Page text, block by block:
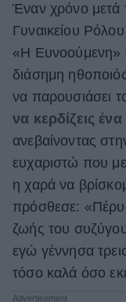
Αφιερώματα
ΒΟΞ
Χωρίς
Women's
Hautes
Έναν χρόνο μετά
Γυναικείου Ρόλου
«Η Ευνοούμενη»
διάσημη
να παρουσιάσει
να κερδίζεις
ανεβαίνοντας
ευχαριστώ που με
η χαρά να
πρόσθεσε:
ζωής του
εγώ γέννησα
τόσο καλά όσο